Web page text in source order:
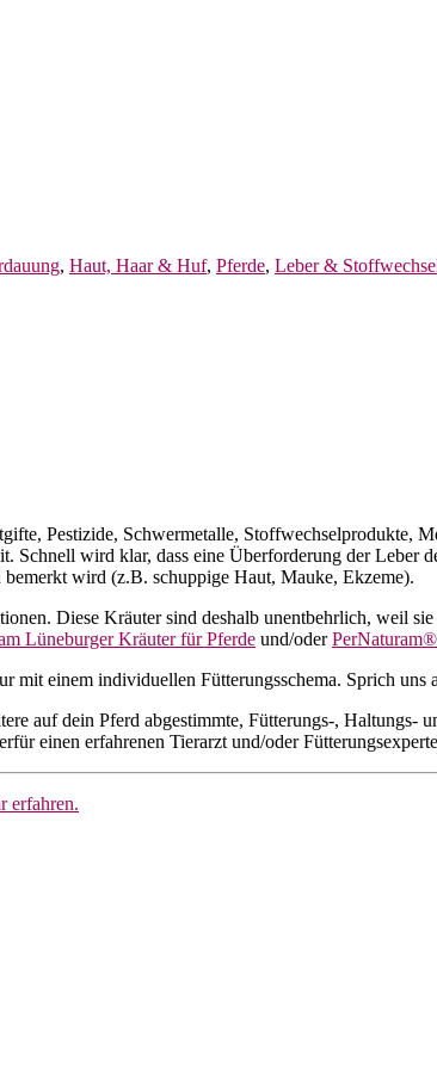
, Haut, Haar & Huf, Pferde, Leber &
Pestizide, Schwermetalle, Stoffwechselprodukte,
wird klar, dass eine Überforderung der Leber
wird (z.B. schuppige Haut, Mauke, Ekzeme).
Diese Kräuter sind deshalb unentbehrlich, weil
Lüneburger Kräuter für Pferde und/oder
mit einem individuellen Fütterungsschema. Sprich uns
auf dein Pferd abgestimmte, Fütterungs-, Haltungs-
einen erfahrenen Tierarzt und/oder
erfahren.